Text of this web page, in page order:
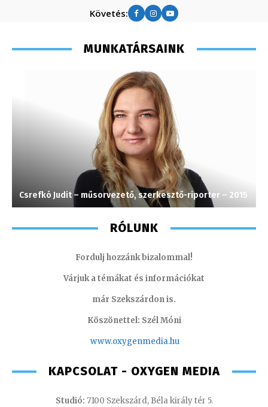
Követés:
MUNKATÁRSAINK
Csrefkó Judit – műsorvezető, szerkesztő-riporter – 2015
RÓLUNK
Fordulj hozzánk bizalommal!
Várjuk a témákat és információkat
már Szekszárdon is.
Köszönettel: Szél Móni
www.oxygenmedia.hu
KAPCSOLAT - OXYGEN MEDIA
Studió: 7100 Szekszárd, Béla király tér 5.